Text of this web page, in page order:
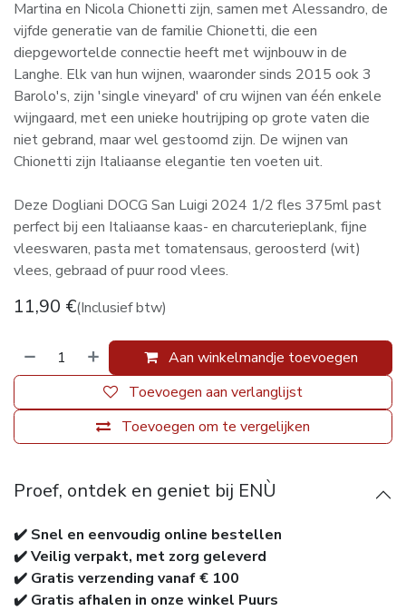
Martina en Nicola Chionetti zijn, samen met Alessandro, de
vijfde generatie van de familie Chionetti, die een
diepgewortelde connectie heeft met wijnbouw in de
Langhe. Elk van hun wijnen, waaronder sinds 2015 ook 3
Barolo's, zijn 'single vineyard' of cru wijnen van één enkele
wijngaard, met een unieke houtrijping op grote vaten die
niet gebrand, maar wel gestoomd zijn. De wijnen van
Chionetti zijn Italiaanse elegantie ten voeten uit.
Deze Dogliani DOCG San Luigi 2024 1/2 fles 375ml past
perfect bij een Italiaanse kaas- en charcuterieplank, fijne
vleeswaren, pasta met tomatensaus, geroosterd (wit)
vlees, gebraad of puur rood vlees.
11,90 €(Inclusief btw)
Aan winkelmandje toevoegen
Toevoegen om te vergelijken
Toevoegen aan verlanglijst
Proef, ontdek en geniet bij ENÙ
✔️ Snel en eenvoudig online bestellen
✔️ Veilig verpakt, met zorg geleverd
✔️ Gratis verzending vanaf € 100
✔️ Gratis afhalen in onze winkel Puurs